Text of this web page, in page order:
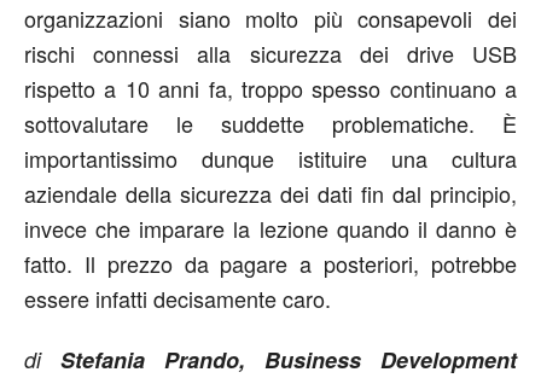
organizzazioni siano molto più consapevoli dei
rischi connessi alla sicurezza dei drive USB
rispetto a 10 anni fa, troppo spesso continuano a
sottovalutare le suddette problematiche. È
importantissimo dunque istituire una cultura
aziendale della sicurezza dei dati fin dal principio,
invece che imparare la lezione quando il danno è
fatto. Il prezzo da pagare a posteriori, potrebbe
essere infatti decisamente caro.
di Stefania Prando, Business Development